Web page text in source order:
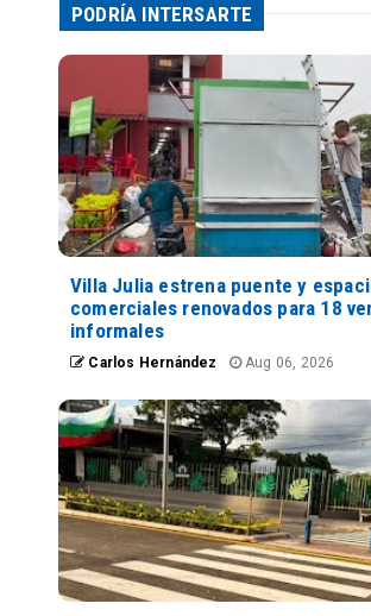
PODRÍA INTERSARTE
Villa Julia estrena puente y
comerciales renovados para 18
informales
Carlos Hernández Aug 06, 2026